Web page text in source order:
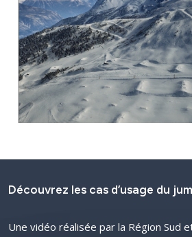
Découvrez les cas d’usage du
Une vidéo réalisée par la Région Sud
Actualités